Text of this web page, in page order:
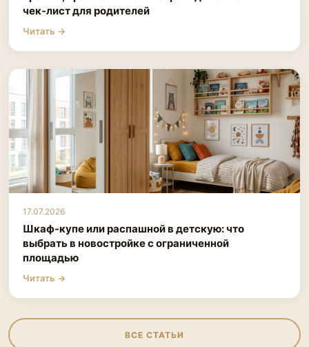
чек‑лист для родителей
Читать →
17.07.2026
Шкаф-купе или распашной в детскую: что
выбрать в новостройке с ограниченной
площадью
Читать →
ВСЕ СТАТЬИ